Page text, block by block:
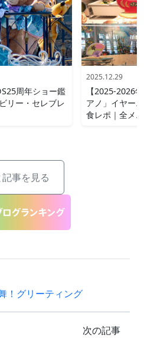
周年ショー鑑
リー・セレブレ
2025.12.29
【2025-2026
アノ」イヤー
食レポ｜全メ
記事を見る
！グリーティング
次の記事